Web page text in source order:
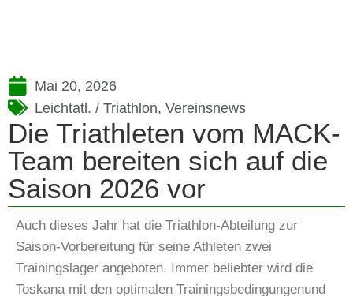
Mai 20, 2026
Leichtatl. / Triathlon, Vereinsnews
Die Triathleten vom MACK-
Team bereiten sich auf die
Saison 2026 vor
Auch dieses Jahr hat die Triathlon-Abteilung zur
Saison-Vorbereitung für seine Athleten zwei
Trainingslager angeboten. Immer beliebter wird die
Toskana mit den optimalen Trainingsbedingungenund